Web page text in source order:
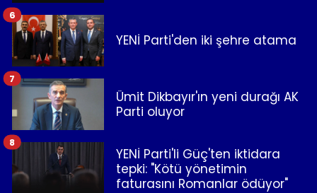
YENİ Parti'den iki şehre atama
6
Ümit Dikbayır'ın yeni durağı AK
Parti oluyor
7
YENİ Parti'li Güç'ten iktidara
tepki: "Kötü yönetimin
faturasını Romanlar ödüyor"
8